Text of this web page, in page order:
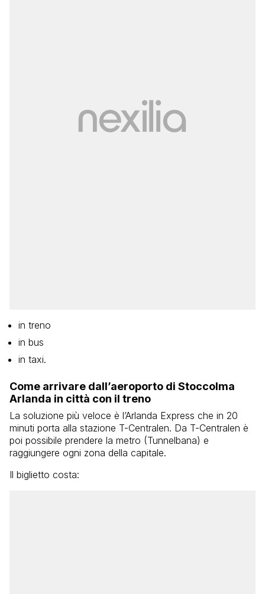
in treno
in bus
in taxi.
Come arrivare dall’aeroporto di Stoccolma
Arlanda in città con il treno
La soluzione più veloce è l’Arlanda Express che in 20
minuti porta alla stazione T-Centralen. Da T-Centralen è
poi possibile prendere la metro (Tunnelbana) e
raggiungere ogni zona della capitale.
Il biglietto costa: